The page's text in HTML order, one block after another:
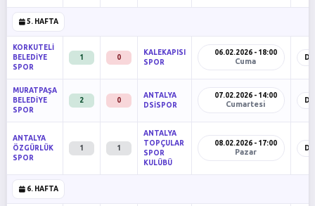
5. HAFTA
KORKUTELİ
BELEDİYE
SPOR
1 0
KALEKAPISI
SPOR
06.02.2026 - 18:00
Cuma
MURATPAŞA
BELEDİYE
SPOR
2 0
ANTALYA
DSİSPOR
07.02.2026 - 14:00
Cumartesi
ANTALYA
ÖZGÜRLÜK
SPOR
1 1
ANTALYA
TOPÇULAR
SPOR
KULÜBÜ
08.02.2026 - 17:00
Pazar
6. HAFTA